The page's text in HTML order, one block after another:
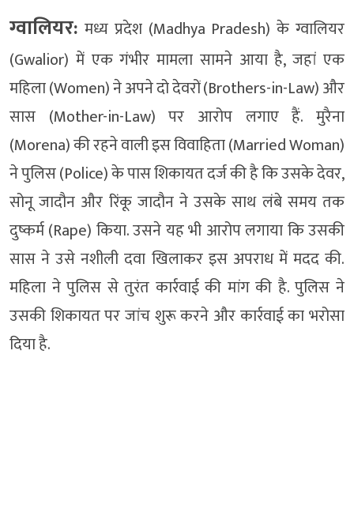
ग्वालियर: मध्य प्रदेश (Madhya Pradesh) के ग्वालियर
(Gwalior) में एक गंभीर मामला सामने आया है, जहां एक
महिला (Women) ने अपने दो देवरों (Brothers-in-Law) और
सास (Mother-in-Law) पर आरोप लगाए हैं. मुरैना
(Morena) की रहने वाली इस विवाहिता (Married Woman)
ने पुलिस (Police) के पास शिकायत दर्ज की है कि उसके देवर,
सोनू जादौन और रिंकू जादौन ने उसके साथ लंबे समय तक
दुष्कर्म (Rape) किया. उसने यह भी आरोप लगाया कि उसकी
सास ने उसे नशीली दवा खिलाकर इस अपराध में मदद की.
महिला ने पुलिस से तुरंत कार्रवाई की मांग की है. पुलिस ने
उसकी शिकायत पर जांच शुरू करने और कार्रवाई का भरोसा
दिया है.